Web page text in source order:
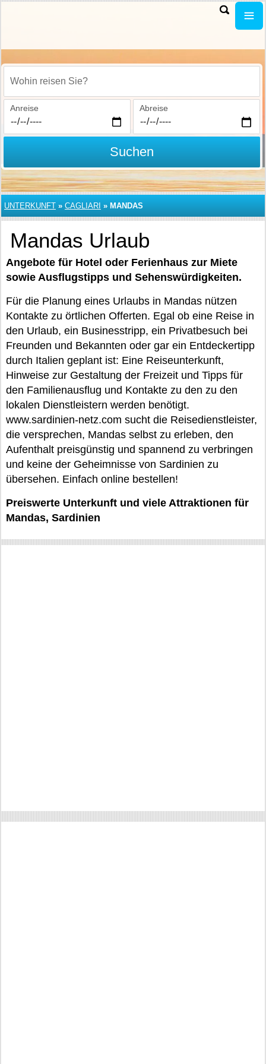
Wohin reisen Sie?
Anreise Abreise
Suchen
UNTERKUNFT » CAGLIARI » MANDAS
Mandas Urlaub
Angebote für Hotel oder Ferienhaus zur Miete
sowie Ausflugstipps und Sehenswürdigkeiten.
Für die Planung eines Urlaubs in Mandas nützen
Kontakte zu örtlichen Offerten. Egal ob eine Reise in
den Urlaub, ein Businesstripp, ein Privatbesuch bei
Freunden und Bekannten oder gar ein Entdeckertipp
durch Italien geplant ist: Eine Reiseunterkunft,
Hinweise zur Gestaltung der Freizeit und Tipps für
den Familienausflug und Kontakte zu den zu den
lokalen Dienstleistern werden benötigt.
www.sardinien-netz.com sucht die Reisedienstleister,
die versprechen, Mandas selbst zu erleben, den
Aufenthalt preisgünstig und spannend zu verbringen
und keine der Geheimnisse von Sardinien zu
übersehen. Einfach online bestellen!
Preiswerte Unterkunft und viele Attraktionen für
Mandas, Sardinien